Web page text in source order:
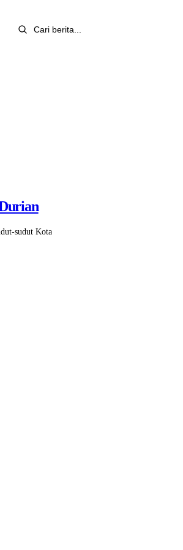
sudut Kota